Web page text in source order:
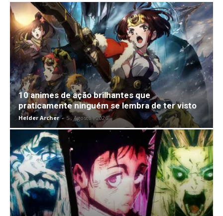
10 animes de ação brilhantes que
praticamente ninguém se lembra de ter visto
Helder Archer - 5 , Agosto , 2026